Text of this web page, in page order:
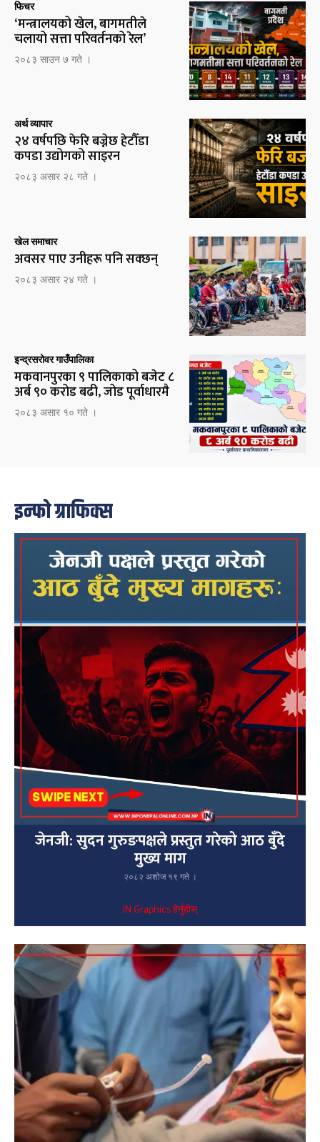
फिचर
‘मन्त्रालयको खेल, बागमतीले
चलायो सत्ता परिवर्तनको रेल’
२०८३ साउन ७ गते ।
अर्थ व्यापार
२४ वर्षपछि फेरि बज्नेछ हेटौँडा
कपडा उद्योगको साइरन
२०८३ असार २८ गते ।
खेल समाचार
अवसर पाए उनीहरू पनि सक्छन्
२०८३ असार २४ गते ।
इन्द्रसरोवर गाउँपालिका
मकवानपुरका ९ पालिकाको बजेट ८
अर्ब ९० करोड बढी, जोड पूर्वाधारमै
२०८३ असार १० गते ।
इन्फो ग्राफिक्स
जेनजी: सुदन गुरुङपक्षले प्रस्तुत गरेको आठ बुँदे
मुख्य माग
२०८२ अशोज १९ गते ।
IN Graphics हेर्नुहोस्